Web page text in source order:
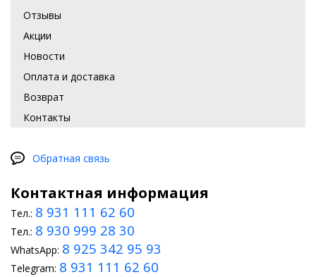
Отзывы
Акции
Новости
Оплата и доставка
Возврат
Контакты
Обратная связь
Контактная информация
Тел.: 8 931 111 62 60
Тел.: 8 930 999 28 30
WhatsApp: 8 925 342 95 93
Telegram: 8 931 111 62 60